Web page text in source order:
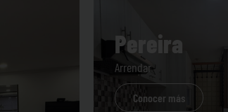
Pereira
Arrendar
Conocer más